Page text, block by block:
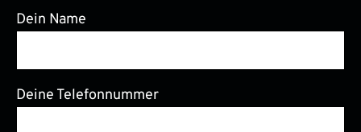
Dein Name
Deine Telefonnummer